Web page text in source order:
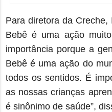
Para diretora da Creche,
Bebê é uma ação
importância porque a
Bebê é uma ação do
todos os sentidos. É
as nossas crianças
é sinônimo de saúde”,